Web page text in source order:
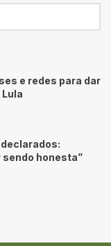
e redes para dar
honesta”